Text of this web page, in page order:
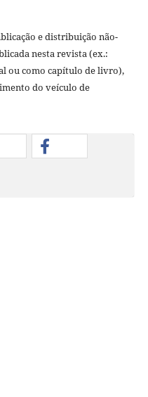
e distribuição não-
nesta revista (ex.:
ou como capítulo de livro),
do veículo de